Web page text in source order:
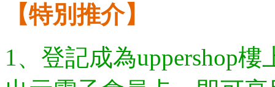
【特別推介】
1、登記成為uppershop